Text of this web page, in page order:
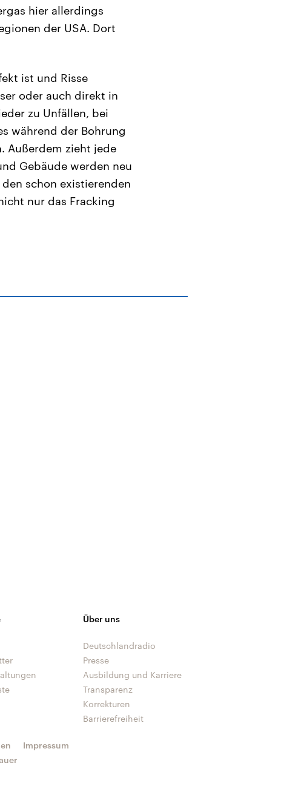
hier allerdings
der USA. Dort
ist und Risse
oder auch direkt in
zu Unfällen, bei
während der Bohrung
Außerdem zieht jede
Gebäude werden neu
schon existierenden
nur das Fracking
Über uns
Deutschlandradio
Presse
Ausbildung und Karriere
Transparenz
Korrekturen
Barrierefreiheit
Impressum